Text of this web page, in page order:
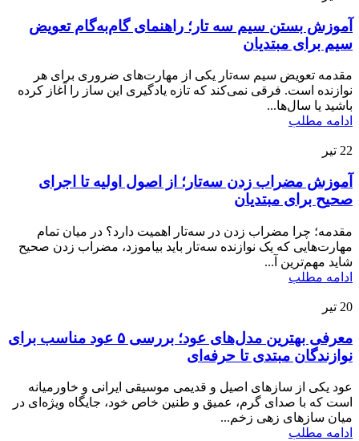
آموزش بستن سیم سه تار؛ راهنمای گام‌به‌گام تعویض
سیم برای مبتدیان
مقدمه تعویض سیم سه‌تار یکی از مهارت‌های ضروری برای هر
نوازنده است. فرقی نمی‌کند که تازه یادگیری این ساز را آغاز کرده
باشید یا سال‌ها...
ادامه مطلب
22 تیر
آموزش مضراب زدن سه‌تار؛ از اصول اولیه تا اجرای
صحیح برای مبتدیان
مقدمه؛ چرا مضراب زدن در سه‌تار اهمیت دارد؟ در میان تمام
مهارت‌هایی که یک نوازنده سه‌تار باید بیاموزد، مضراب زدن صحیح
شاید مهم‌ترین آ...
ادامه مطلب
20 تیر
معرفی بهترین مدل‌های عود؛ بررسی ۵ عود مناسب برای
نوازندگان مبتدی تا حرفه‌ای
عود یکی از سازهای اصیل و قدیمی موسیقی ایرانی و خاورمیانه
است که با صدای گرم، عمیق و طنین خاص خود، جایگاه ویژه‌ای در
میان سازهای زهی زخم...
ادامه مطلب